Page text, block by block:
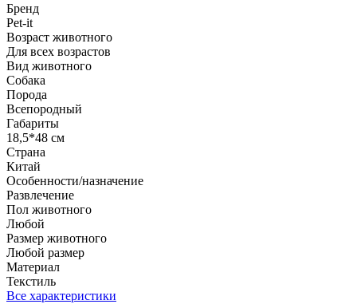
Бренд
Pet-it
Возраст животного
Для всех возрастов
Вид животного
Собака
Порода
Всепородный
Габариты
18,5*48 см
Страна
Китай
Особенности/назначение
Развлечение
Пол животного
Любой
Размер животного
Любой размер
Материал
Текстиль
Все характеристики